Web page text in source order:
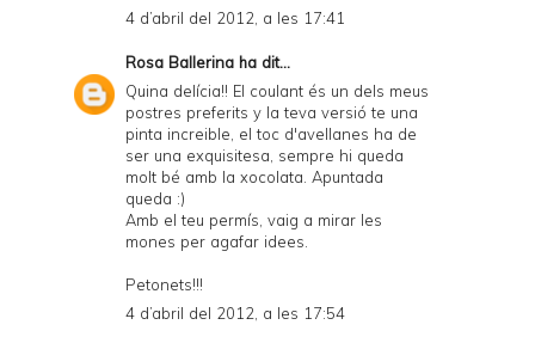
4 d’abril del 2012, a les 17:41
Rosa Ballerina ha dit...
Quina delícia!! El coulant és un dels meus
postres preferits y la teva versió te una
pinta increible, el toc d'avellanes ha de
ser una exquisitesa, sempre hi queda
molt bé amb la xocolata. Apuntada
queda :)
Amb el teu permís, vaig a mirar les
mones per agafar idees.
Petonets!!!
4 d’abril del 2012, a les 17:54